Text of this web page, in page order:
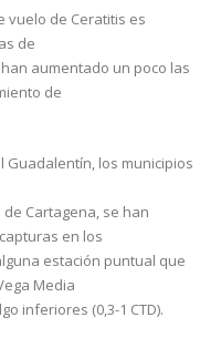
vuelo de Ceratitis es
de
aumentado un poco las
de
Guadalentín, los municipios
de Cartagena, se han
en los
estación puntual que
Media
inferiores (0,3-1 CTD).